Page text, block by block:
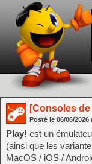
[Consoles
Posté le 06/06/2026
Play! est un
(ainsi que les
MacOS / iOS /